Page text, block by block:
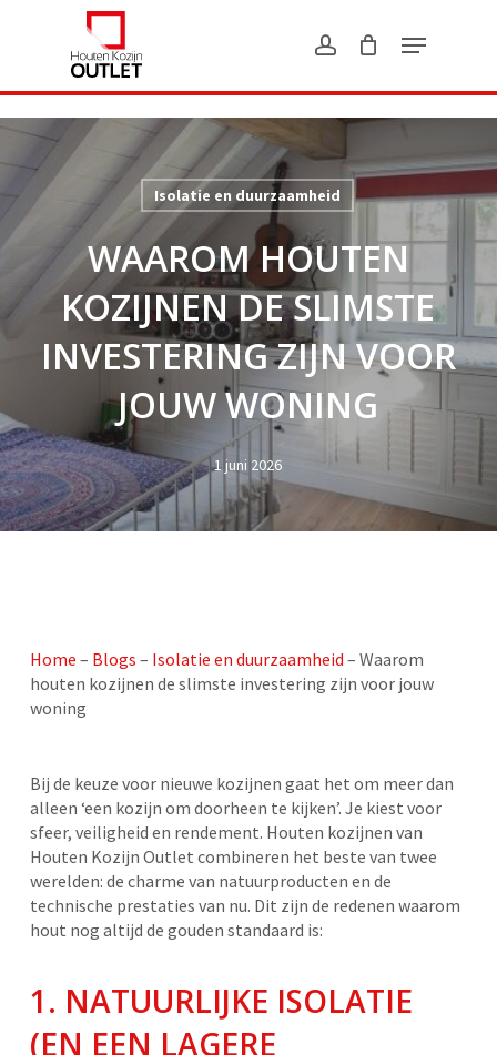
Isolatie en duurzaamheid
WAAROM HOUTEN
KOZIJNEN DE SLIMSTE
INVESTERING ZIJN VOOR
JOUW WONING
1 juni 2026
Home – Blogs – Isolatie en duurzaamheid – Waarom
houten kozijnen de slimste investering zijn voor jouw
woning
Bij de keuze voor nieuwe kozijnen gaat het om meer dan
alleen ‘een kozijn om doorheen te kijken’. Je kiest voor
sfeer, veiligheid en rendement. Houten kozijnen van
Houten Kozijn Outlet combineren het beste van twee
werelden: de charme van natuurproducten en de
technische prestaties van nu. Dit zijn de redenen waarom
hout nog altijd de gouden standaard is:
1. NATUURLIJKE ISOLATIE
(EN EEN LAGERE